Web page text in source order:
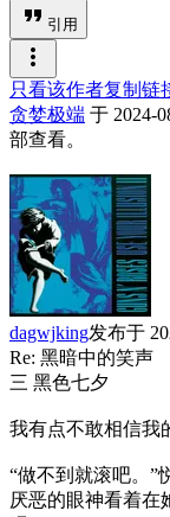
format_quote 引用
more_vert
只看该作者复制链
贪婪极端 于 2024-
部查看。
dagwjking发布于
Re: 黑暗中的笑声
三 黑色七夕
我有点不敢相信我
“做不到就滚吧。”
厌恶的眼神看着在